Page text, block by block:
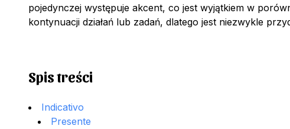
pojedynczej występuje akcent, co jest wyjątkiem w
kontynuacji działań lub zadań, dlatego jest niezwykle
Spis treści
Indicativo
Presente